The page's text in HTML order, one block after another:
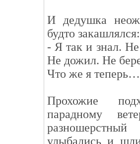
И дедушка
будто закашлялся:
- Я так и знал.
Не дожил. Не
Что же я
Прохожие
парадному
улыбались и